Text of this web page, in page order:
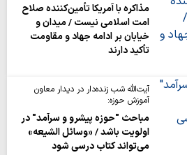
مذاکره با آمریکا تأمین‌کننده صلاح
امت اسلامی نیست / میدان و
خیابان بر ادامه جهاد و مقاومت
تأکید دارند
آیت‌الله شب زنده‌دار در دیدار معاون
آموزش حوزه:
مباحث "حوزه پیشرو و سرآمد" در
اولویت باشد / «وسائل الشیعه»
می‌تواند کتاب درسی شود